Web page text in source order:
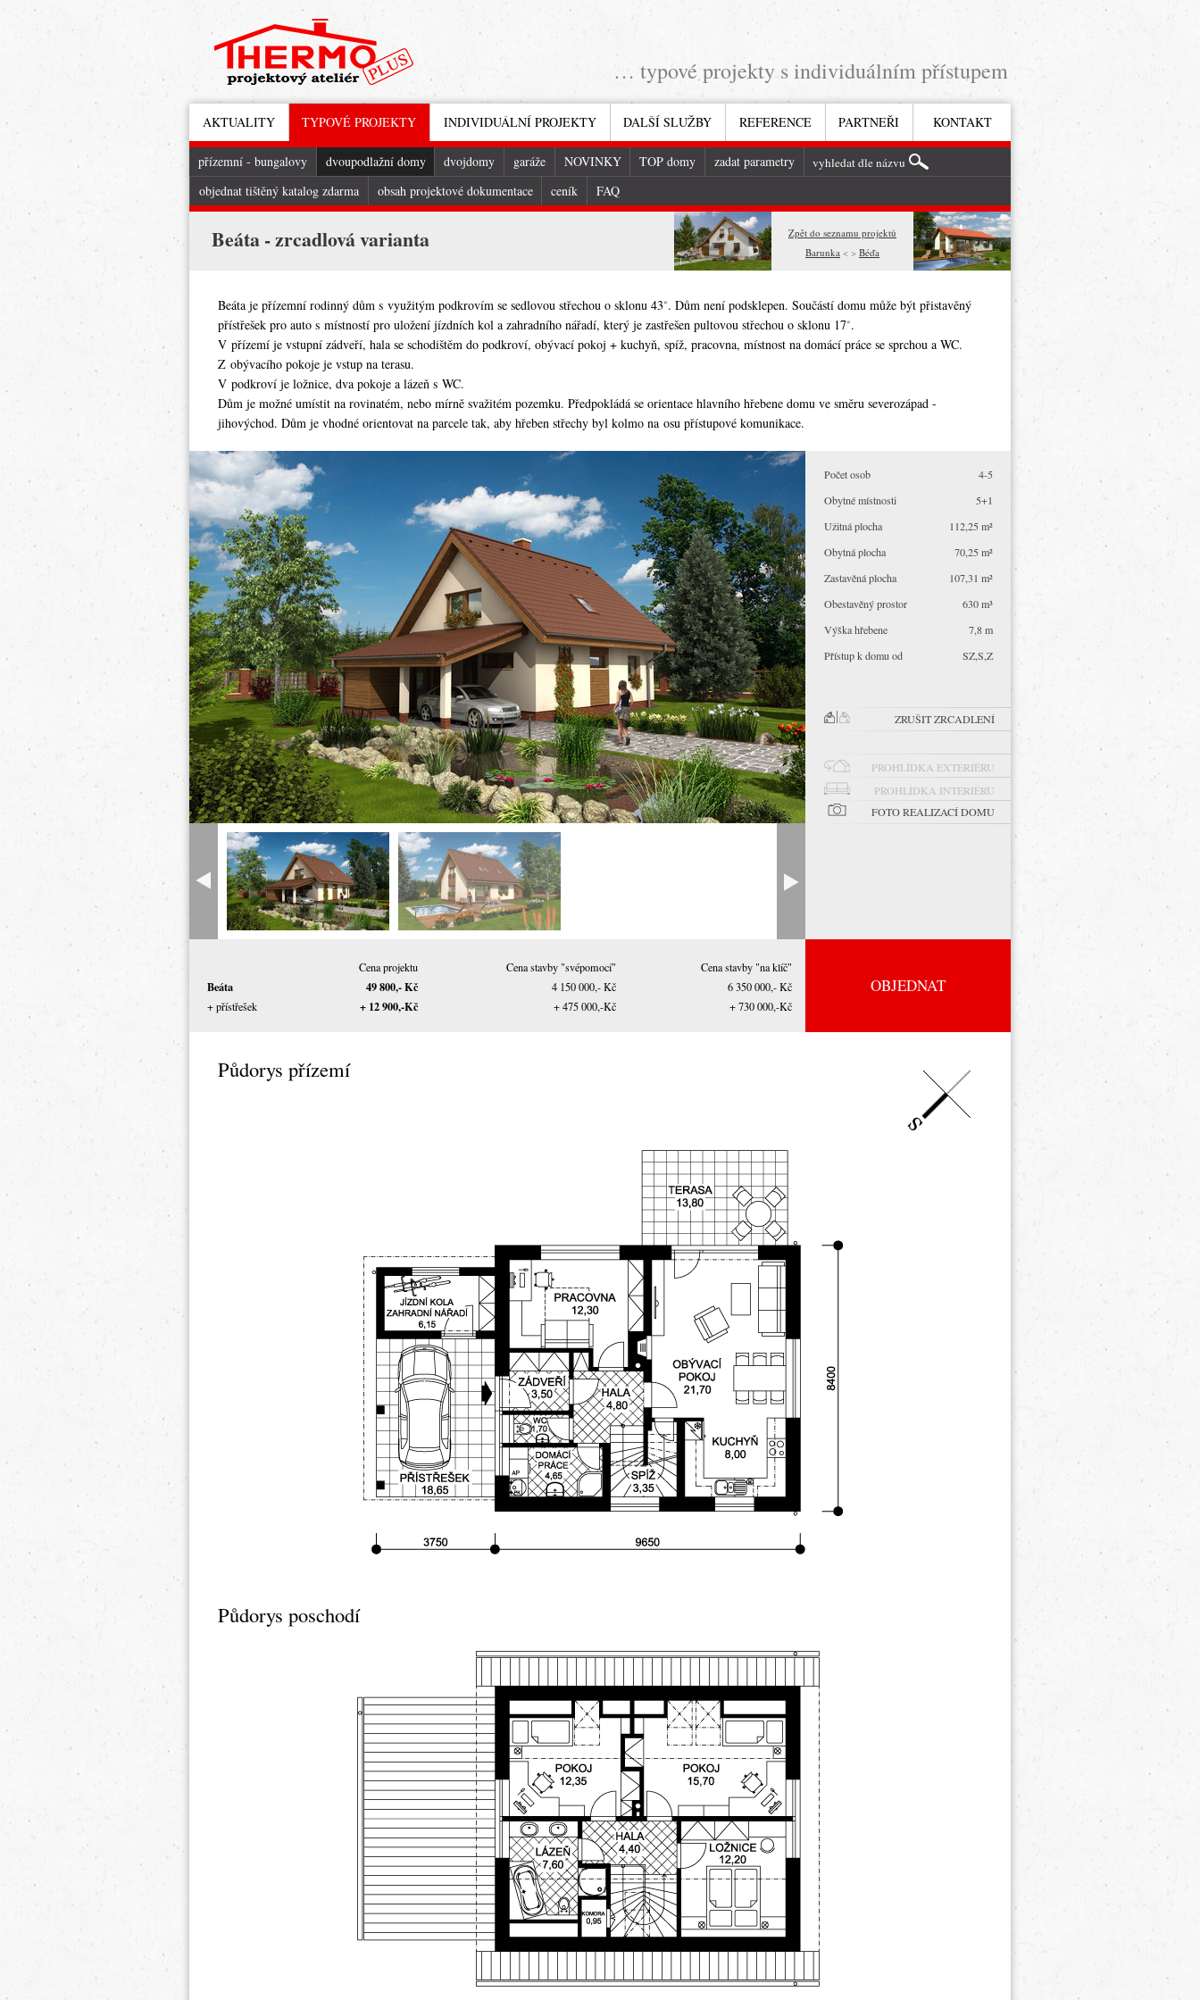
… typové projekty s individuálním přístupem
AKTUALITY TYPOVÉ PROJEKTY
přízemní - bungalovy dvoupodlažní domy dvojdomy garáže NOVINKY TOP domy
zadat parametry
objednat tištěný katalog zdarma
obsah projektové dokumentace ceník FAQ
INDIVIDUÁLNÍ PROJEKTY DALŠÍ SLUŽBY REFERENCE PARTNEŘI KONTAKT
Beáta - zrcadlová varianta
Zpět do seznamu projektů
Barunka < > Béďa
Beáta je přízemní rodinný dům s využitým podkrovím se sedlovou střechou o sklonu 43˚. Dům není podsklepen. Součástí domu může být přistavěný
přístřešek pro auto s místností pro uložení jízdních kol a zahradního nářadí, který je zastřešen pultovou střechou o sklonu 17˚.
V přízemí je vstupní zádveří, hala se schodištěm do podkroví, obývací pokoj + kuchyň, spíž, pracovna, místnost na domácí práce se sprchou a WC.
Z obývacího pokoje je vstup na terasu.
V podkroví je ložnice, dva pokoje a lázeň s WC.
Dům je možné umístit na rovinatém, nebo mírně svažitém pozemku. Předpokládá se orientace hlavního hřebene domu ve směru severozápad -
jihovýchod. Dům je vhodné orientovat na parcele tak, aby hřeben střechy byl kolmo na osu přístupové komunikace.
Počet osob
4-5
Obytné místnosti
5+1
Užitná plocha
112,25 m²
Obytná plocha
70,25 m²
Zastavěná plocha
107,31 m²
Obestavěný prostor
630 m³
Výška hřebene
7,8 m
Přístup k domu od
SZ,S,Z
ZRUŠIT ZRCADLENÍ
PROHLÍDKA EXTERIÉRU
PROHLÍDKA INTERIÉRU
FOTO REALIZACÍ DOMU
Cena projektu Cena stavby "svépomocí" Cena stavby "na klíč"
OBJEDNAT
Beáta 49 800,- Kč 4 150 000,- Kč
6 350 000,- Kč
+ přístřešek
+ 12 900,-Kč + 475 000,-Kč + 730 000,-Kč
Půdorys přízemí
Půdorys poschodí